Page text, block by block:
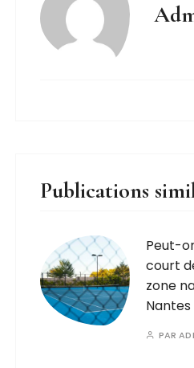
Publications
Peut-
court
zone
Nantes
PAR